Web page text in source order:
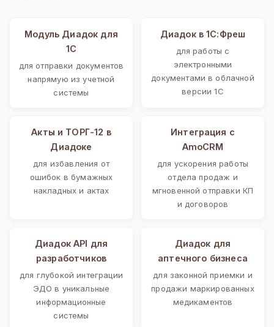
Модуль Диадок для
1С
для отправки документов
напрямую из учетной
системы
Диадок в 1С:Фреш
для работы с
электронными
документами в облачной
версии 1С
Акты и ТОРГ-12 в
Диадоке
для избавления от
ошибок в бумажных
накладных и актах
Интеграция с
AmoCRM
для ускорения работы
отдела продаж и
мгновенной отправки КП
и договоров
Диадок API для
разработчиков
для глубокой интеграции
ЭДО в уникальные
информационные
системы
Диадок для
аптечного бизнеса
для законной приемки и
продажи маркированных
медикаментов